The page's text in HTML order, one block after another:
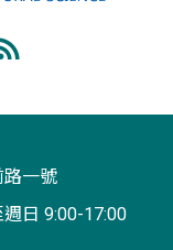
一號
日 9:00-17:00